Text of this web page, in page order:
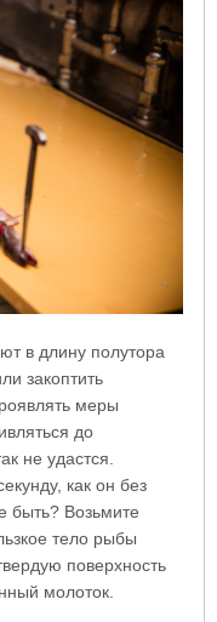
в длину полутора
закоптить
меры
до
не удастся.
как он без
быть? Возьмите
тело рыбы
поверхность
молоток.